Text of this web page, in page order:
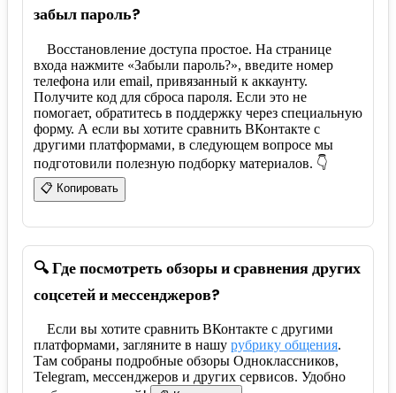
забыл пароль?
Восстановление доступа простое. На странице
входа нажмите «Забыли пароль?», введите номер
телефона или email, привязанный к аккаунту.
Получите код для сброса пароля. Если это не
помогает, обратитесь в поддержку через специальную
форму. А если вы хотите сравнить ВКонтакте с
другими платформами, в следующем вопросе мы
подготовили полезную подборку материалов. 👇
📋 Копировать
🔍 Где посмотреть обзоры и сравнения других
соцсетей и мессенджеров?
Если вы хотите сравнить ВКонтакте с другими
платформами, загляните в нашу рубрику общения.
Там собраны подробные обзоры Одноклассников,
Telegram, мессенджеров и других сервисов. Удобно